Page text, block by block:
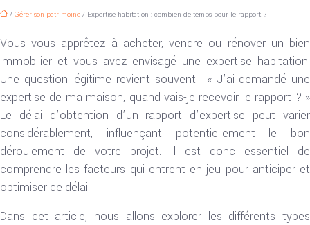
/ Gérer son patrimoine / Expertise habitation : combien de temps pour le rapport ?
Vous vous apprêtez à acheter, vendre ou rénover un bien
immobilier et vous avez envisagé une expertise habitation.
Une question légitime revient souvent : « J’ai demandé une
expertise de ma maison, quand vais-je recevoir le rapport ? »
Le délai d’obtention d’un rapport d’expertise peut varier
considérablement, influençant potentiellement le bon
déroulement de votre projet. Il est donc essentiel de
comprendre les facteurs qui entrent en jeu pour anticiper et
optimiser ce délai.
Dans cet article, nous allons explorer les différents types